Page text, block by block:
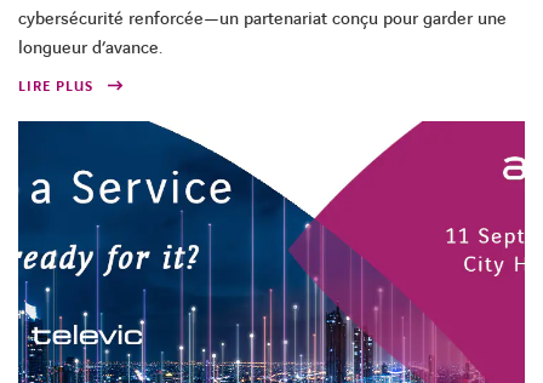
cybersécurité renforcée—un partenariat conçu pour garder une
longueur d’avance.
LIRE PLUS